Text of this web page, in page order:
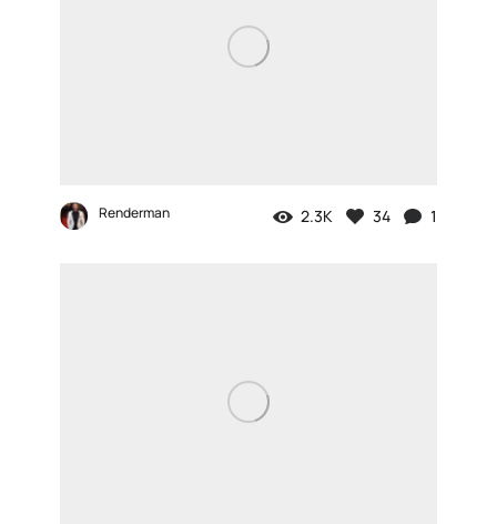
Renderman 2.3K 34 1